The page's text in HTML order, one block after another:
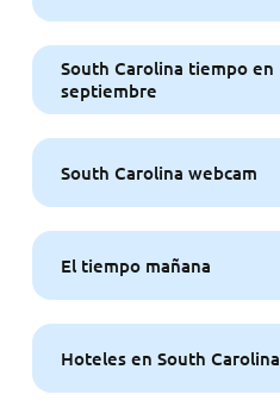
South Carolina tiempo en
septiembre
South Carolina webcam
El tiempo mañana
Hoteles en South Carolina